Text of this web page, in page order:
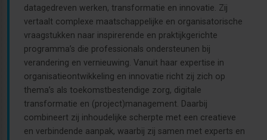
datagedreven werken, transformatie en innovatie. Zij
vertaalt complexe maatschappelijke en organisatorische
vraagstukken naar inspirerende en praktijkgerichte
programma’s die professionals ondersteunen bij
verandering en vernieuwing. Vanuit haar expertise in
organisatieontwikkeling en innovatie richt zij zich op
thema’s als toekomstbestendige zorg, digitale
transformatie en (project)management. Daarbij
combineert zij inhoudelijke scherpte met een creatieve
en verbindende aanpak, waarbij zij samen met experts en